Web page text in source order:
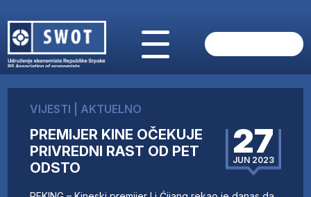
O NAMA
AKTUELNO
ANALIZE
KOMPANIJE
FINANSIJE
VIJESTI AKTUELNO
PREMIJER KINE OČEKUJE
PRIVREDNI RAST OD PET
ODSTO
27
JUN 2023